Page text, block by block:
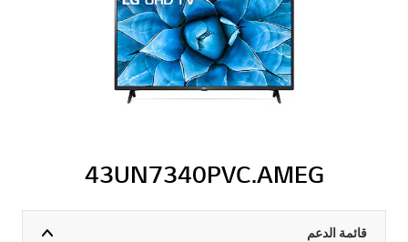
43UN7340PVC.AMEG
قائمة الدعم